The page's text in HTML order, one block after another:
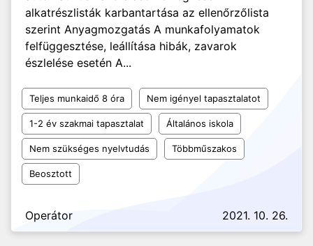
alkatrészlisták karbantartása az ellenőrzőlista
szerint Anyagmozgatás A munkafolyamatok
felfüggesztése, leállítása hibák, zavarok
észlelése esetén A...
Teljes munkaidő 8 óra Nem igényel tapasztalatot
1-2 év szakmai tapasztalat Általános iskola
Nem szükséges nyelvtudás Többműszakos
Beosztott
Operátor 2021. 10. 26.